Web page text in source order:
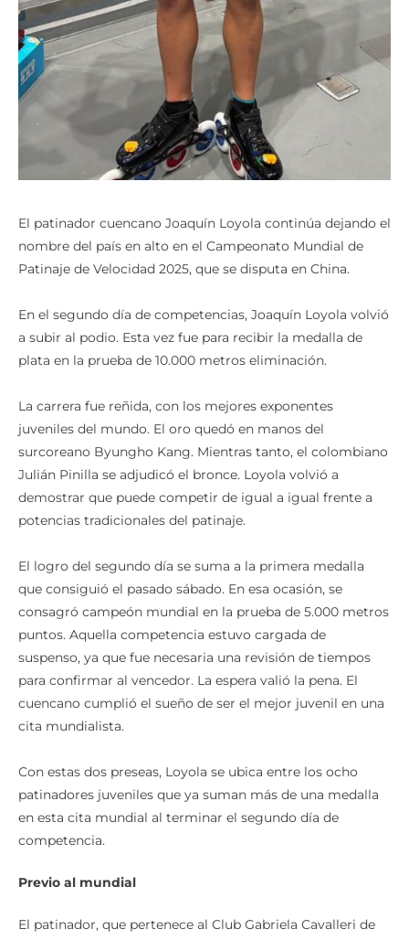
El patinador cuencano Joaquín Loyola continúa dejando el
nombre del país en alto en el Campeonato Mundial de
Patinaje de Velocidad 2025, que se disputa en China.
En el segundo día de competencias, Joaquín Loyola volvió
a subir al podio. Esta vez fue para recibir la medalla de
plata en la prueba de 10.000 metros eliminación.
La carrera fue reñida, con los mejores exponentes
juveniles del mundo. El oro quedó en manos del
surcoreano Byungho Kang. Mientras tanto, el colombiano
Julián Pinilla se adjudicó el bronce. Loyola volvió a
demostrar que puede competir de igual a igual frente a
potencias tradicionales del patinaje.
El logro del segundo día se suma a la primera medalla
que consiguió el pasado sábado. En esa ocasión, se
consagró campeón mundial en la prueba de 5.000 metros
puntos. Aquella competencia estuvo cargada de
suspenso, ya que fue necesaria una revisión de tiempos
para confirmar al vencedor. La espera valió la pena. El
cuencano cumplió el sueño de ser el mejor juvenil en una
cita mundialista.
Con estas dos preseas, Loyola se ubica entre los ocho
patinadores juveniles que ya suman más de una medalla
en esta cita mundial al terminar el segundo día de
competencia.
Previo al mundial
El patinador, que pertenece al Club Gabriela Cavalleri de